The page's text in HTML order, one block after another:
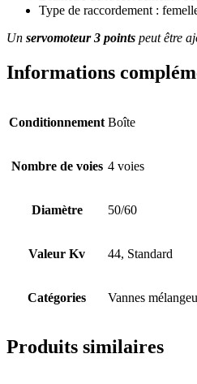
Type de raccordement :
Un servomoteur 3 points peut être
Informations
Conditionnement Boîte
Nombre de voies 4 voies
Diamètre 50/60
Valeur Kv 44, Standard
Catégories Vannes
Produits similaires